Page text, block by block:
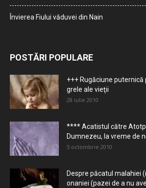
Învierea Fiului văduvei din Nain
POSTĂRI POPULARE
+++ Rugăciune
grele ale vieţii
28 iulie 2010
**** Acatistul către
Dumnezeu, la vreme de
5 octombrie 2010
Despre păcatul malahiei
onaniei (pazei de a nu